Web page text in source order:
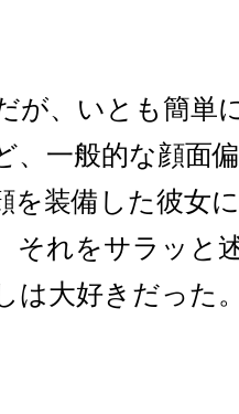
が、いとも簡単
、一般的な顔面
を装備した彼女
それをサラッと
は大好きだった